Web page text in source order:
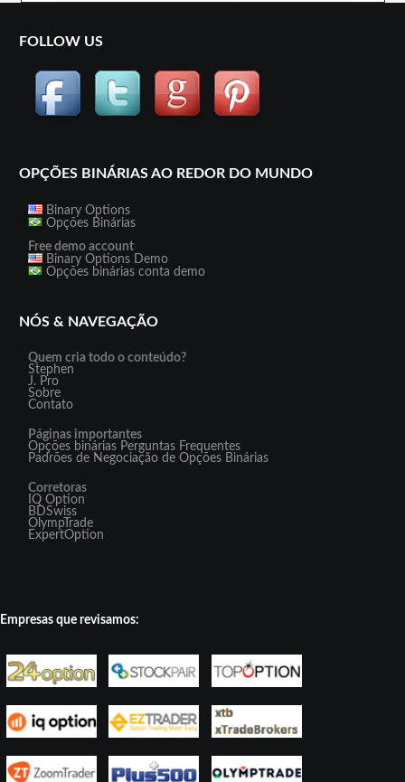
FOLLOW US
OPÇÕES BINÁRIAS AO REDOR DO MUNDO
Binary Options
Opções Binárias
Free demo account
Binary Options Demo
Opções binárias conta demo
NÓS & NAVEGAÇÃO
Quem cria todo o conteúdo?
Stephen
J. Pro
Sobre
Contato
Páginas importantes
Opções binárias Perguntas Frequentes
Padrões de Negociação de Opções Binárias
Corretoras
IQ Option
BDSwiss
OlympTrade
ExpertOption
Empresas que revisamos: